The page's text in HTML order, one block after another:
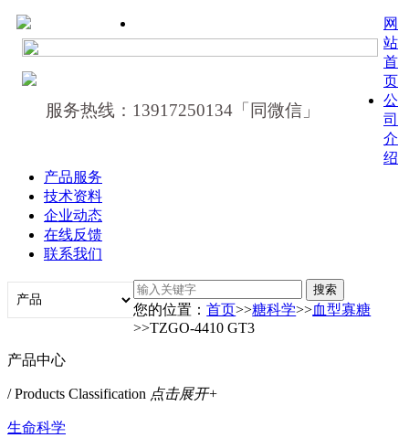
服务热线：13917250134「同微信」
网
站
首
页
公
司
介
绍
产品服务
技术资料
企业动态
在线反馈
联系我们
您的位置：首页>>糖科学>>血型寡糖
>>TZGO-4410 GT3
产品中心
/ Products Classification 点击展开+
生命科学